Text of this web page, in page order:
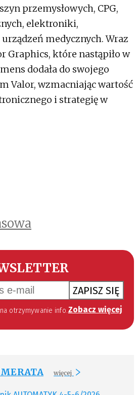
przemysłowych, CPG,
elektroniki,
medycznych. Wraz
Graphics, które nastąpiło w
dodała do swojego
Valor, wzmacniając wartość
i strategię w
ZAPISZ SIĘ
art. 10 ust 2 ustawy z dnia 18 lipca 2002 roku o świadczeniu usług drogą elektroniczną (Dz. U. 144 z 2002 r. poz. 1204). Zgoda jest dobrowolna, jednak jej wyrażenie jest konieczne, aby otrzymywać newsletter. Zobacz więcej
więcej